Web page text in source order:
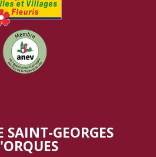
SAINT-GEORGES